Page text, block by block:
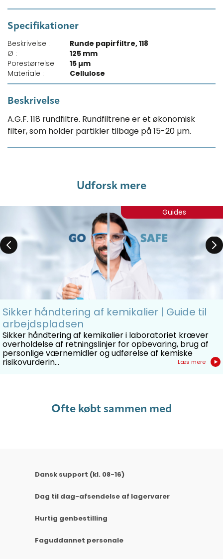
Specifikationer
Beskrivelse :
Runde papirfiltre, 118
Ø :
125 mm
Porestørrelse :
15 µm
Materiale :
Cellulose
Beskrivelse
A.G.F. 118 rundfiltre. Rundfiltrene er et økonomisk
filter, som holder partikler tilbage på 15-20 µm.
Udforsk mere
Guides
Sikker håndtering af kemikalier | Guide til
arbejdspladsen
Sikker håndtering af kemikalier i laboratoriet kræver
overholdelse af retningslinjer for opbevaring, brug af
personlige værnemidler og udførelse af kemiske
risikovurderin... Læs mere
Ofte købt sammen med
Dansk support (kl. 08-16)
Dag til dag-afsendelse af lagervarer
Hurtig genbestilling
Faguddannet personale